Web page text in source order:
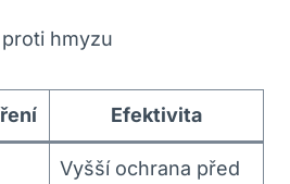
hmyzu
Efektivita
Vyšší ochrana před